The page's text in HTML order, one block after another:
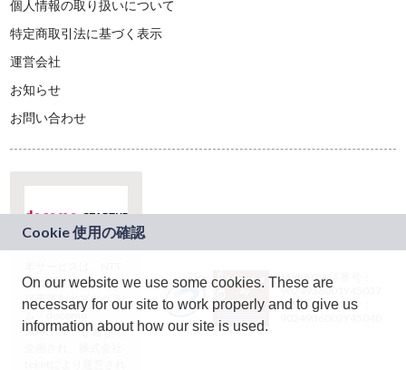
個人情報の取り扱いについて
特定商取引法に基づく表示
運営会社
お知らせ
お問い合わせ
ドコモグループの新
規事業創出プログラ
ム「docomo
STARTUP」を通じて
JASRAC許諾番号：
9024936001Y45037
JASRAC許諾番号：
On our website we use some cookies. These are
necessary for our site to work properly and to give us
information about how our site is used.